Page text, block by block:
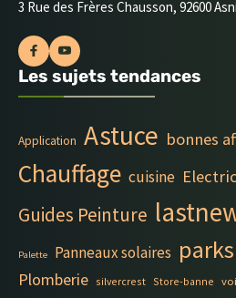
3 Rue des Frères Chausson, 92600
Les sujets tendances
Application Astuce bonnes
Chauffage cuisine
Guides Peinture
Palette Panneaux solaires
Plomberie silvercrest Store-banne